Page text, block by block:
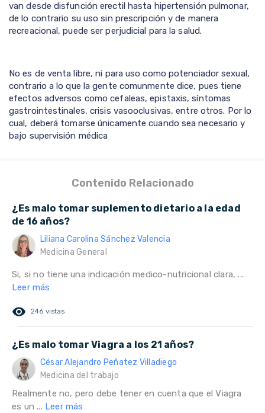
van desde disfunción erectil hasta hipertensión pulmonar,
de lo contrario su uso sin prescripción y de manera
recreacional, puede ser perjudicial para la salud.
No es de venta libre, ni para uso como potenciador sexual,
contrario a lo que la gente comunmente dice, pues tiene
efectos adversos como cefaleas, epistaxis, síntomas
gastrointestinales, crisis vasooclusivas, entre otros. Por lo
cual, deberá tomarse únicamente cuando sea necesario y
bajo supervisión médica
Contenido Relacionado
¿Es malo tomar suplemento dietario a la edad
de 16 años?
Liliana Carolina Sánchez Valencia
Medicina General
Si, si no tiene una indicación medico-nutricional clara, ...
Leer más
remove_red_eye 246 vistas
¿Es malo tomar Viagra a los 21 años?
César Alejandro Peñatez Villadiego
Medicina del trabajo
Realmente no, pero debe tener en cuenta que el Viagra
es un ... Leer más